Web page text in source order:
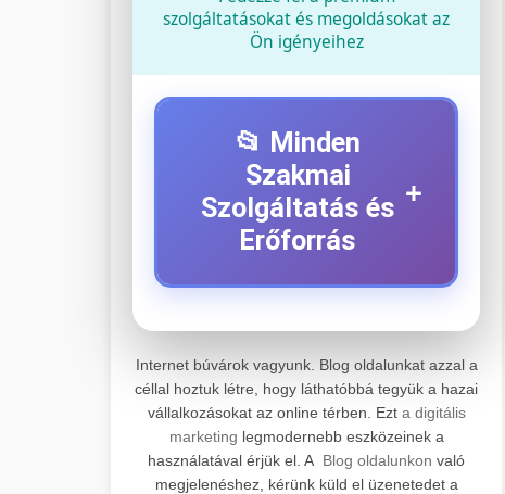
szolgáltatásokat és megoldásokat az
Ön igényeihez
📂 Minden
Szakmai
Szolgáltatás és
Erőforrás
+
+
Professzionális elektromos roller
javítási és karbantartási szolgáltatások.
Szakértő technikusaink minőségi
szervízt nyújtanak minden jelentős
📊 2. Online Marketing
Ügynökség
+
Internet búvárok vagyunk. Blog oldalunkat azzal a
céllal hoztuk létre, hogy láthatóbbá tegyük a hazai
vállalkozásokat az online térben. Ezt a digitális
marketing legmodernebb eszközeinek a
használatával érjük el. A Blog oldalunkon való
megjelenéshez, kérünk küld el üzenetedet a